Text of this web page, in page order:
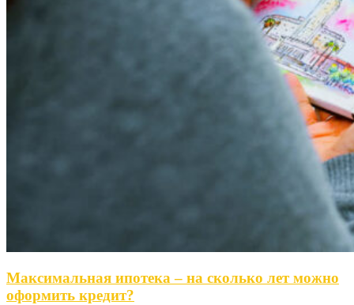
Максимальная ипотека – на сколько лет можно
оформить кредит?